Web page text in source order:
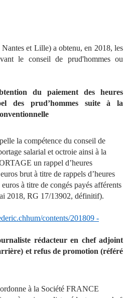
et Lille) a obtenu, en 2018, les
le conseil de prud'hommes ou
du paiement des heures
des prud’hommes suite à la
la compétence du conseil de
salarial et octroie ainsi à la
un rappel d’heures
brut à titre de rappels d’heures
à titre de congés payés afférents
2018, RG 17/13902, définitif).
contents/201809 -
rédacteur en chef adjoint
et refus de promotion (référé
à la Société FRANCE